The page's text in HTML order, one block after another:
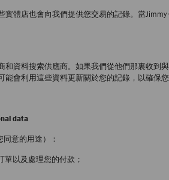
體店也會向我們提供您交易的記錄。當
資料搜索供應商。如果我們從他們那裏收到
會利用這些資料更新關於您的記錄，以確保您
data
意的用途）：
以及處理您的付款；